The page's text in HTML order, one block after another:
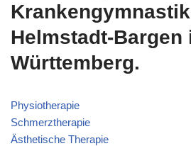
Helmstadt-Bargen
Württemberg.
Physiotherapie
Schmerztherapie
Ästhetische Therapie